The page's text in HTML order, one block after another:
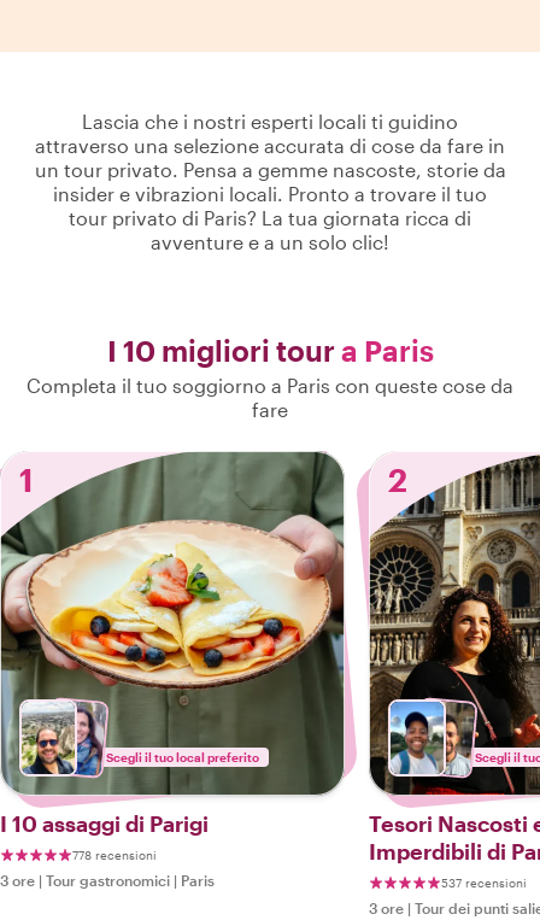
Lascia che i nostri esperti locali ti guidino
attraverso una selezione accurata di cose da fare in
un tour privato. Pensa a gemme nascoste, storie da
insider e vibrazioni locali. Pronto a trovare il tuo
tour privato di Paris? La tua giornata ricca di
avventure e a un solo clic!
I 10 migliori tour a Paris
Completa il tuo soggiorno a Paris con queste cose da
fare
1
Scegli il tuo local preferito
I 10 assaggi di Parigi
778 recensioni
3 ore | Tour gastronomici | Paris
2
Scegli il
Tesori Nascosti
Imperdibili di
537 recensioni
3 ore | Tour dei punti